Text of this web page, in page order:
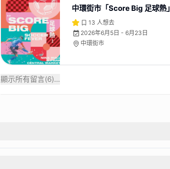
中環街市「Score Big 足球熱」
13 人想去
2026年6月5日 - 6月23日
中環街市
顯示所有留言(6)...